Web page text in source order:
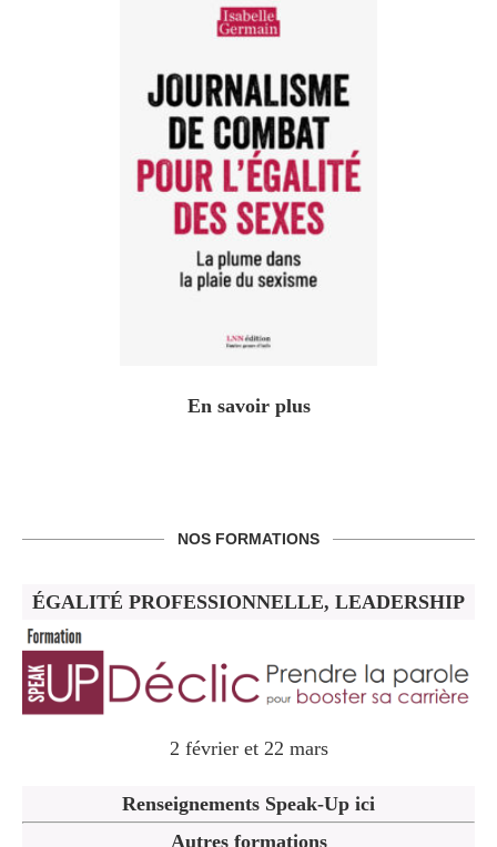
En savoir plus
NOS FORMATIONS
ÉGALITÉ PROFESSIONNELLE, LEADERSHIP
2 février et 22 mars
Renseignements Speak-Up ici
Autres formations